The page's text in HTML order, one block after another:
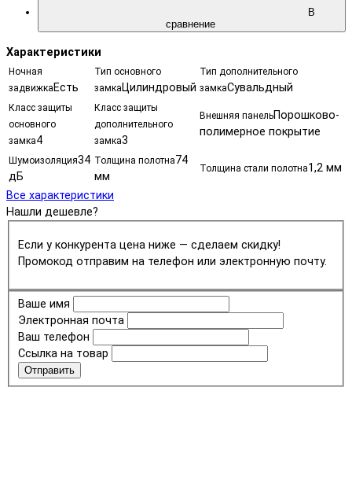
В
сравнение
Характеристики
Ночная
задвижка Есть
Тип основного
замка Цилиндровый
Тип дополнительного
замкаСувальдный
Класс защиты
основного
замка4
Класс защиты
дополнительного
замка3
Внешняя панельПорошково-
полимерное покрытие
Шумоизоляция34
дБ
Толщина полотна74
мм
Толщина стали полотна1,2 мм
Все характеристики
Нашли дешевле?
Если у конкурента цена ниже — сделаем скидку!
Промокод отправим на телефон или электронную почту.
Ваше имя
Электронная почта
Ваш телефон
Ссылка на товар
Отправить